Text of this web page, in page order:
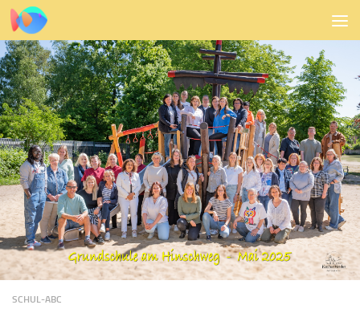
Zum Inhalt springen
SCHUL-ABC